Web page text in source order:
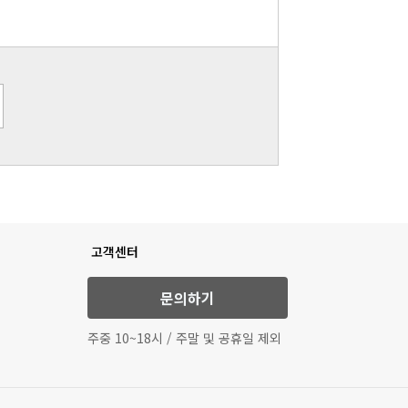
고객센터
문의하기
주중 10~18시 / 주말 및 공휴일 제외